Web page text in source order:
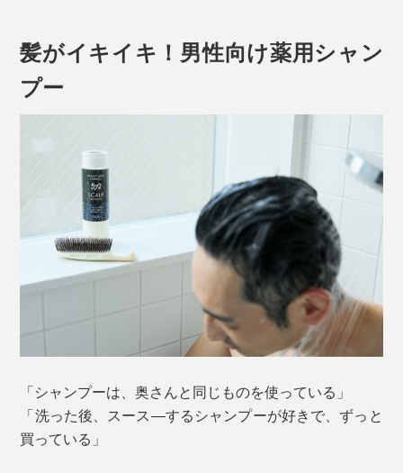
髪がイキイキ！男性向け薬用シャン
プー
「シャンプーは、奥さんと同じものを使っている」
「洗った後、スース―するシャンプーが好きで、ずっと
買っている」